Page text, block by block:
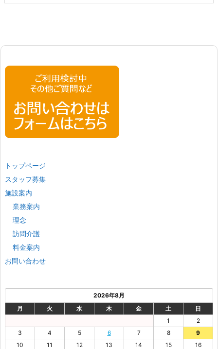
トップページ
スタッフ募集
施設案内
業務案内
理念
訪問介護
料金案内
お問い合わせ
2026年8月
月
火 水 木 金 土
日
1
2
3
4 5 6 7 8
9
10
11 12 13 14 15
16